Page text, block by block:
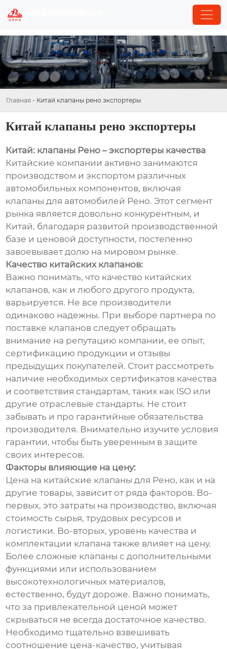
Главная - Китай клапаны рено экспортеры
Китай клапаны рено экспортеры
Китай: клапаны Рено – экспортеры качества
Китайские компании активно занимаются
производством и экспортом различных
автомобильных компонентов, включая
клапаны для автомобилей Рено. Этот сегмент
рынка является довольно конкурентным, и
Китай, благодаря развитой производственной
базе и ценовой доступности, постепенно
завоевывает долю на мировом рынке.
Качество китайских клапанов:
Важно понимать, что качество китайских
клапанов, как и любого другого продукта,
варьируется. Не все производители
одинаково надежны. При выборе партнера по
поставке клапанов следует обращать
внимание на репутацию компании, ее опыт,
сертификацию продукции и отзывы
предыдущих покупателей. Стоит рассмотреть
наличие необходимых сертификатов качества
и соответствия стандартам, таких как ISO или
другие отраслевые стандарты. Не стоит
забывать и про гарантийные обязательства
производителя. Внимательно изучите условия
гарантии, чтобы быть уверенным в защите
своих интересов.
Факторы влияющие на цену:
Цена на китайские клапаны для Рено, как и на
другие товары, зависит от ряда факторов. Во-
первых, это затраты на производство, включая
стоимость сырья, трудовых ресурсов и
логистики. Во-вторых, уровень качества и
комплектации клапана также влияет на цену.
Более сложные клапаны с дополнительными
функциями или использованием
высокотехнологичных материалов,
естественно, будут дороже. Важно понимать,
что за привлекательной ценой может
скрываться не всегда достаточное качество.
Необходимо тщательно взвешивать
соотношение цена-качество, учитывая